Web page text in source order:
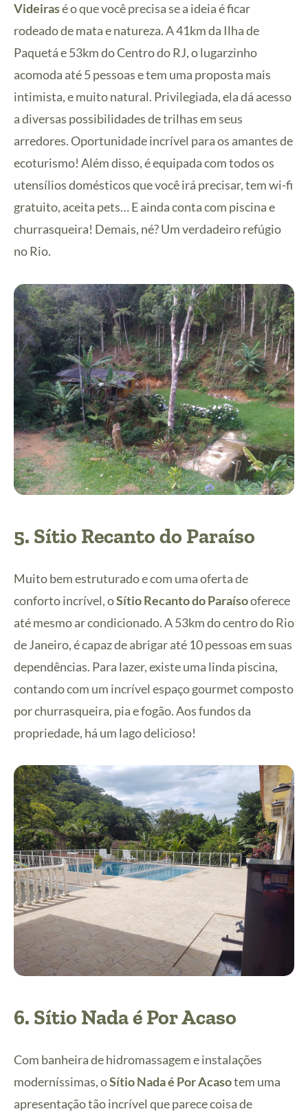
Videirasé o que você precisa se a ideia é ficar
rodeado de mata e natureza. A 41km da Ilha de
Paquetá e 53km do Centro do RJ, o lugarzinho
acomoda até 5 pessoas e tem uma proposta mais
intimista, e muito natural. Privilegiada, ela dá acesso
a diversas possibilidades de trilhas em seus
arredores. Oportunidade incrível para os amantes de
ecoturismo! Além disso, é equipada com todos os
utensílios domésticos que você irá precisar, tem wi-fi
gratuito, aceita pets… E ainda conta com piscina e
churrasqueira! Demais, né? Um verdadeiro refúgio
no Rio.
5. Sítio Recanto do Paraíso
Muito bem estruturado e com uma oferta de
conforto incrível, oSítio Recanto do Paraísooferece
até mesmo ar condicionado. A 53km do centro do Rio
de Janeiro, é capaz de abrigar até 10 pessoas em suas
dependências. Para lazer, existe uma linda piscina,
contando com um incrível espaço gourmet composto
por churrasqueira, pia e fogão. Aos fundos da
propriedade, há um lago delicioso!
6. Sítio Nada é Por Acaso
Com banheira de hidromassagem e instalações
moderníssimas, oSítio Nada é Por Acasotem uma
apresentação tão incrível que parece coisa de